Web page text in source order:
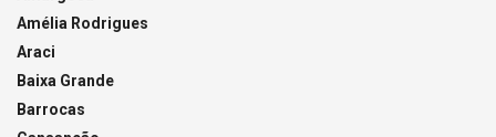
Amélia Rodrigues
Araci
Baixa Grande
Barrocas